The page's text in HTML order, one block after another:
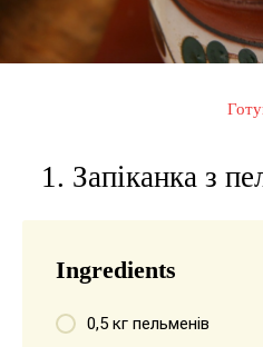
1. Запіканка з
Ingredients
0,5 кг пельменів